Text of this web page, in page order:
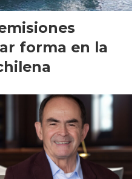
forma en la